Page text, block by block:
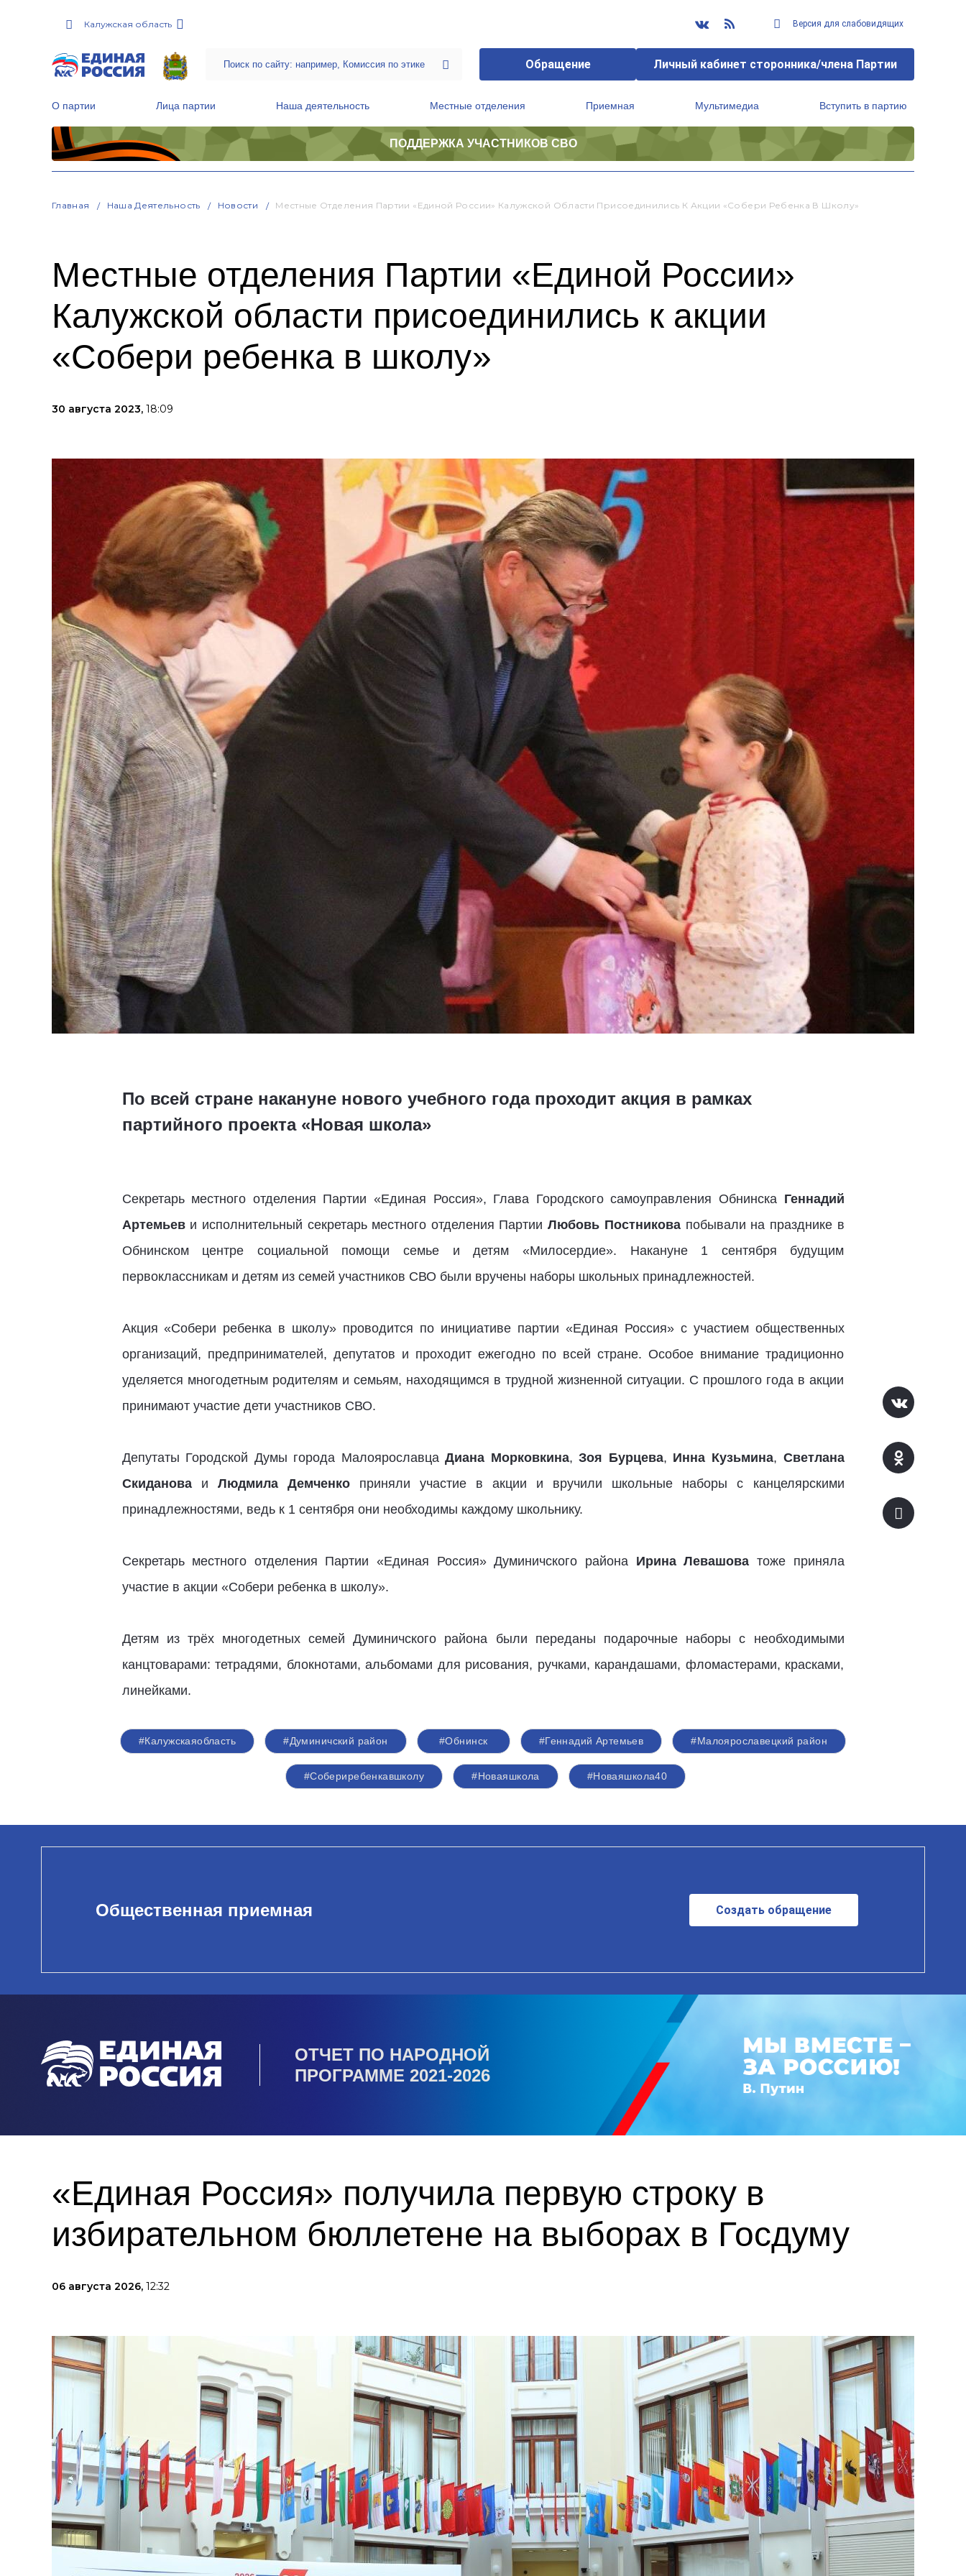
Калужская область Версия для слабовидящих
Обращение Личный кабинет сторонника/члена Партии
О партии Лица партии Наша деятельность Местные отделения Приемная Мультимедиа Вступить в партию
ПОДДЕРЖКА УЧАСТНИКОВ СВО
Главная Наша Деятельность Новости Местные Отделения Партии «Единой России» Калужской Области Присоединились К Акции «Собери Ребенка В Школу»
Местные отделения Партии «Единой России»
Калужской области присоединились к акции
«Собери ребенка в школу»
30 августа 2023, 18:09
По всей стране накануне нового учебного года проходит акция в рамках
партийного проекта «Новая школа»
Секретарь местного отделения Партии «Единая Россия», Глава Городского самоуправления Обнинска Геннадий
Артемьеви исполнительный секретарь местного отделения ПартииЛюбовь Постниковапобывали на празднике в
Обнинском центре социальной помощи семье и детям «Милосердие». Накануне 1 сентября будущим
первоклассникам и детям из семей участников СВО были вручены наборы школьных принадлежностей.
Акция «Собери ребенка в школу» проводится по инициативе партии «Единая Россия» с участием общественных
организаций, предпринимателей, депутатов и проходит ежегодно по всей стране. Особое внимание традиционно
уделяется многодетным родителям и семьям, находящимся в трудной жизненной ситуации. С прошлого года в акции
принимают участие дети участников СВО.
Депутаты Городской Думы города МалоярославцаДиана Морковкина,Зоя Бурцева, Инна Кузьмина, Светлана
Скидановаи Людмила Демченкоприняли участие в акции и вручили школьные наборы с канцелярскими
принадлежностями, ведь к 1 сентября они необходимы каждому школьнику.
Секретарь местного отделения Партии «Единая Россия» Думиничского района Ирина Левашова тоже приняла
участие в акции «Собери ребенка в школу».
Детям из трёх многодетных семей Думиничского района были переданы подарочные наборы с необходимыми
канцтоварами: тетрадями, блокнотами, альбомами для рисования, ручками, карандашами, фломастерами, красками,
линейками.
#Калужскаяобласть #Думиничский район #Обнинск #Геннадий Артемьев #Малоярославецкий район
#Собериребенкавшколу #Новаяшкола #Новаяшкола40
Общественная приемная Создать обращение
ОТЧЕТ ПО НАРОДНОЙ
ПРОГРАММЕ 2021-2026
«Единая Россия» получила первую строку в
избирательном бюллетене на выборах в Госдуму
06 августа 2026, 12:32